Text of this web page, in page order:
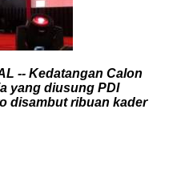
-- Kedatangan Calon
yang diusung PDI
disambut ribuan kader